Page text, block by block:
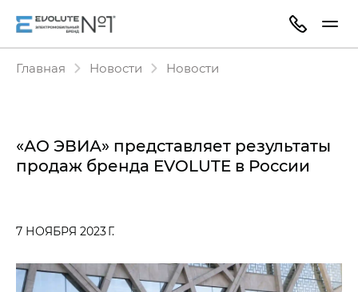
Главная Новости Новости
«АО ЭВИА» представляет результаты
продаж бренда EVOLUTE в России
7 НОЯБРЯ 2023 Г.